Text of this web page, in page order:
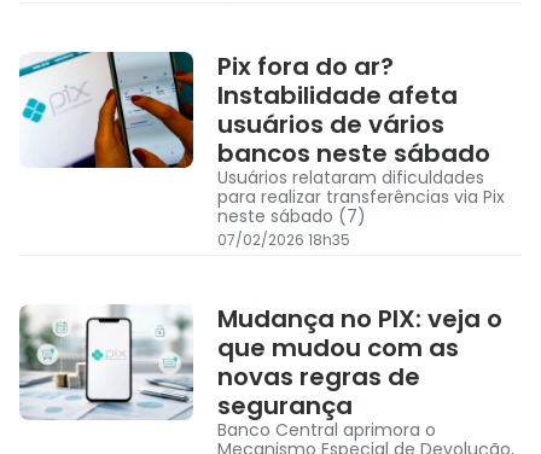
Pix fora do ar?
Instabilidade afeta
usuários de vários
bancos neste sábado
Usuários relataram dificuldades
para realizar transferências via Pix
neste sábado (7)
07/02/2026 18h35
Mudança no PIX: veja o
que mudou com as
novas regras de
segurança
Banco Central aprimora o